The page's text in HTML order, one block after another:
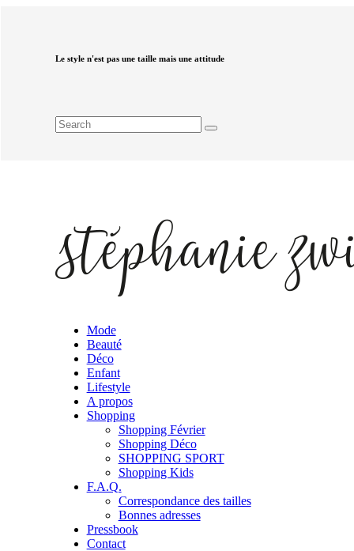
Le style n'est pas une taille mais une attitude
Mode
Beauté
Déco
Enfant
Lifestyle
A propos
Shopping
Shopping Février
Shopping Déco
SHOPPING SPORT
Shopping Kids
F.A.Q.
Correspondance des tailles
Bonnes adresses
Pressbook
Contact